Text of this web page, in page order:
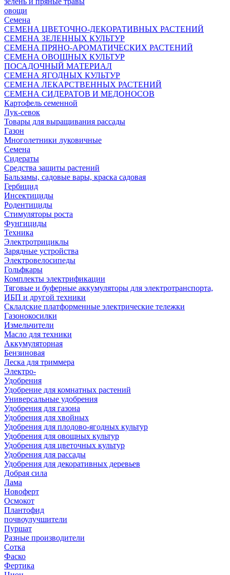
овощи
Семена
СЕМЕНА ЦВЕТОЧНО-ДЕКОРАТИВНЫХ РАСТЕНИЙ
СЕМЕНА ЗЕЛЕННЫХ КУЛЬТУР
СЕМЕНА ПРЯНО-АРОМАТИЧЕСКИХ РАСТЕНИЙ
СЕМЕНА ОВОЩНЫХ КУЛЬТУР
ПОСАДОЧНЫЙ МАТЕРИАЛ
СЕМЕНА ЯГОДНЫХ КУЛЬТУР
СЕМЕНА ЛЕКАРСТВЕННЫХ РАСТЕНИЙ
СЕМЕНА СИДЕРАТОВ И МЕДОНОСОВ
Картофель семенной
Лук-севок
Товары для выращивания рассады
Газон
Многолетники луковичные
Семена
Сидераты
Средства защиты растений
Бальзамы, садовые вары, краска садовая
Гербицид
Инсектициды
Родентициды
Стимуляторы роста
Фунгициды
Техника
Электротрициклы
Зарядные устройства
Электровелосипеды
Гольфкары
Комплекты электрификации
Тяговые и буферные аккумуляторы для электротранспорта,
ИБП и другой техники
Складские платформенные электрические тележки
Газонокосилки
Измельчители
Масло для техники
Аккумуляторная
Бензиновая
Леска для триммера
Электро-
Удобрения
Удобрение для комнатных растений
Универсальные удобрения
Удобрения для газона
Удобрения для хвойных
Удобрения для плодово-ягодных культур
Удобрения для овощных культур
Удобрения для цветочных культур
Удобрения для рассады
Удобрения для декоративных деревьев
Добрая сила
Лама
Новоферт
Осмокот
Плантофид
почвоулучшители
Пуршат
Разные производители
Сотка
Фаско
Фертика